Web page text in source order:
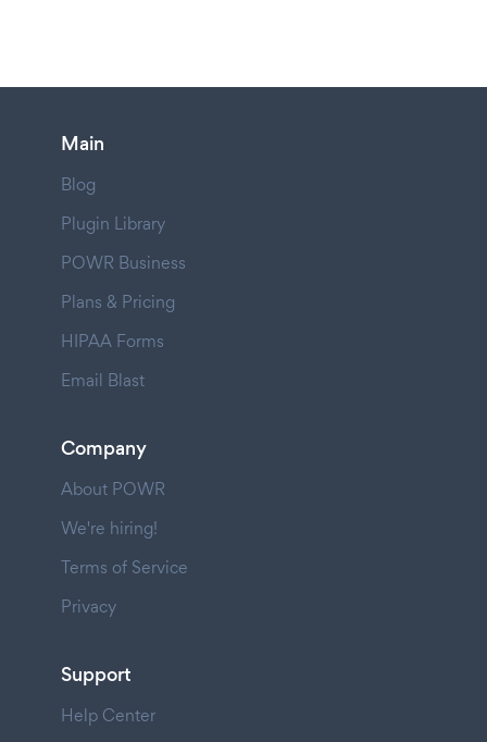
Main
Blog
Plugin Library
POWR Business
Plans & Pricing
HIPAA Forms
Email Blast
Company
About POWR
We're hiring!
Terms of Service
Privacy
Support
Help Center